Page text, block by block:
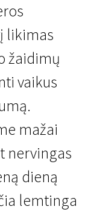
likimas
žaidimų
vaikus
mažai
nervingas
dieną
lemtinga